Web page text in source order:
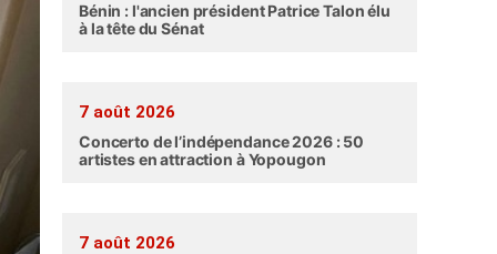
Bénin : l'ancien président Patrice Talon élu
à la tête du Sénat
7 août 2026
Concerto de l’indépendance 2026 : 50
artistes en attraction à Yopougon
7 août 2026